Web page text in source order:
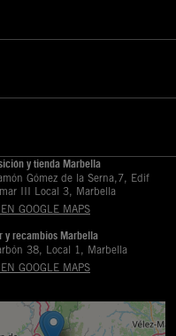
y tienda Marbella
Gómez de la Serna,7, Edif
III Local 3, Marbella
GOOGLE MAPS
y recambios Marbella
38, Local 1, Marbella
GOOGLE MAPS